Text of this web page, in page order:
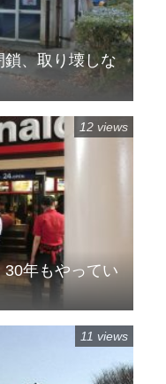
、取り壊しな
年もやってい
12 views
11 views